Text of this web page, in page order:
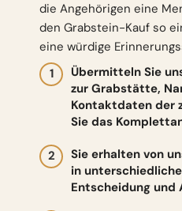
die Angehörigen eine
den Grabstein-Kauf so
eine würdige
Übermitteln Sie
zur Grabstätte,
Kontaktdaten der
Sie das
Sie erhalten von
in
Entscheidung und